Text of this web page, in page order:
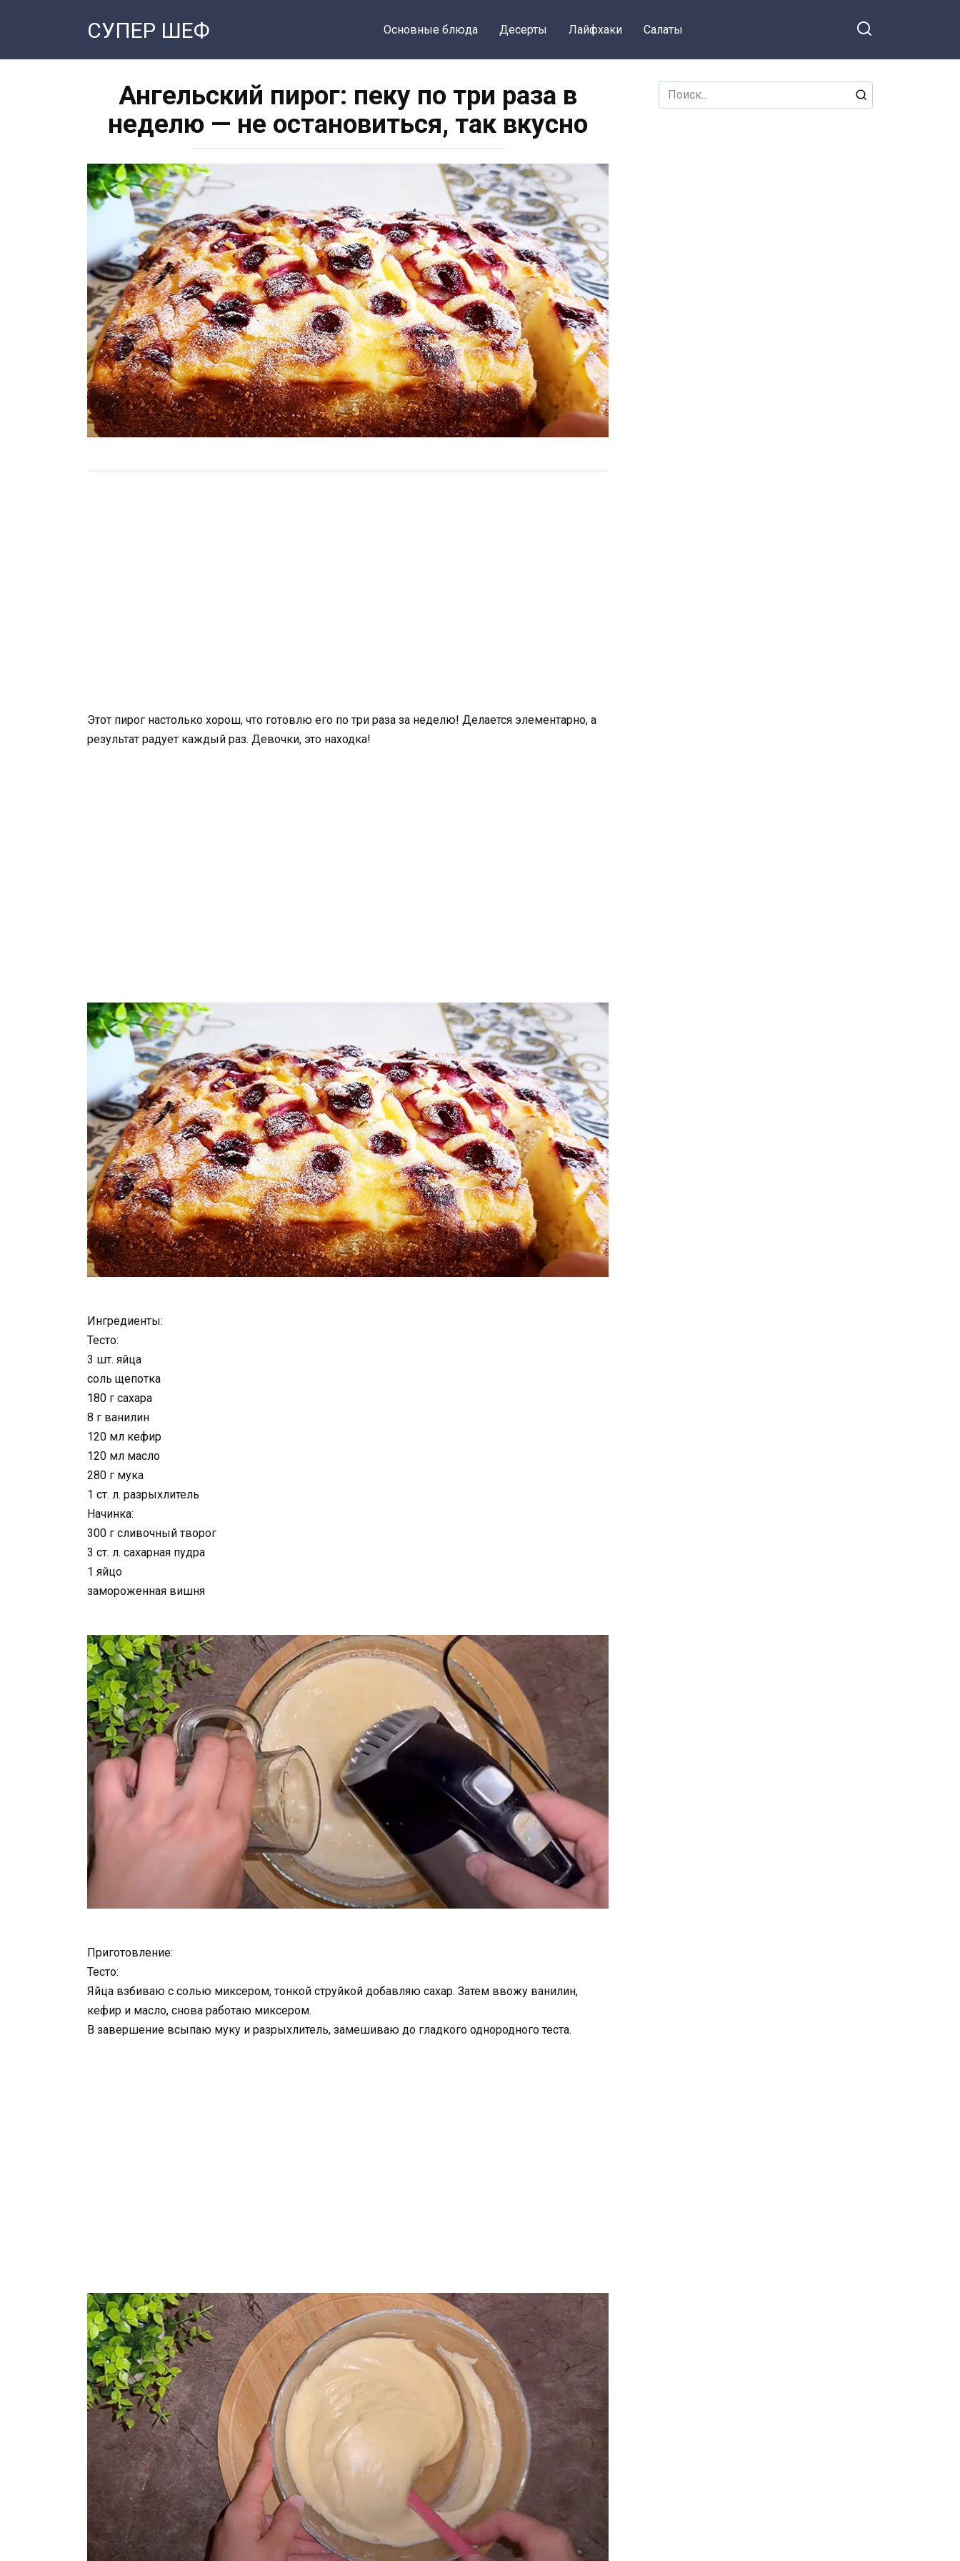
СУПЕР ШЕФ Основные блюда Десерты Лайфхаки Салаты
Ангельский пирог: пеку по три раза в
неделю — не остановиться, так вкусно
Этот пирог настолько хорош, что готовлю его по три раза за неделю! Делается элементарно, а
результат радует каждый раз. Девочки, это находка!
Ингредиенты:
Тесто:
3 шт. яйца
соль щепотка
180 г сахара
8 г ванилин
120 мл кефир
120 мл масло
280 г мука
1 ст. л. разрыхлитель
Начинка:
300 г сливочный творог
3 ст. л. сахарная пудра
1 яйцо
замороженная вишня
Приготовление:
Тесто:
Яйца взбиваю с солью миксером, тонкой струйкой добавляю сахар. Затем ввожу ванилин,
кефир и масло, снова работаю миксером.
В завершение всыпаю муку и разрыхлитель, замешиваю до гладкого однородного теста.
Search
for: